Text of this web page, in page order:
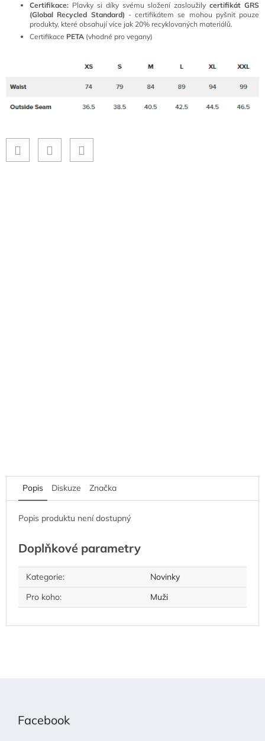
Certifikace: Plavky si díky svému složení zasloužilycertifikát GRS
(Global Recycled Standard) - certifikátem se mohou pyšnit pouze
produkty, které obsahují více jak 20% recyklovaných materiálů.
Certifikace PETA (vhodné pro vegany)
Popis Diskuze Značka
Popis produktu není dostupný
Doplňkové parametry
Kategorie:
Novinky
Pro koho: Muži
Facebook